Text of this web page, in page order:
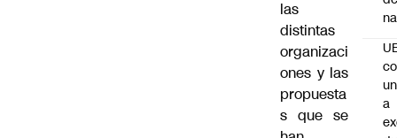
las
distintas
organizaci
ones y las
propuesta
s que se
a